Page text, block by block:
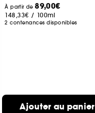
À partir de89,00€
148,33€ / 100ml
2 contenances disponibles
Ajouter au panier